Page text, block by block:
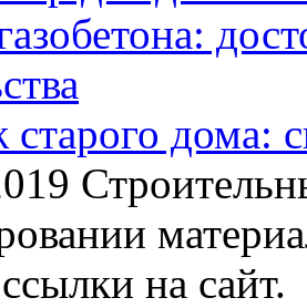
дома:
на сайт.